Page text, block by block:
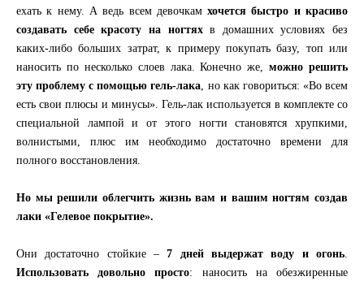
ехать к нему. А ведь всем девочкамхочется быстро и красиво
создавать себе красоту на ногтяхв домашних условиях без
каких-либо больших затрат, к примеру покупать базу, топ или
наносить по несколько слоев лака. Конечно же,можно решить
эту проблему с помощью гель-лака , но как говориться: «Во всем
есть свои плюсы и минусы». Гель-лак используется в комплекте со
специальной лампой и от этого ногти становятся хрупкими,
волнистыми, плюс им необходимо достаточно времени для
полного восстановления.
Но мы решили облегчить жизнь вам и вашим ногтям создав
лаки «Гелевое покрытие».
Они достаточно стойкие –7 дней выдержат воду и огонь
Использовать довольно просто: наносить на обезжиренные